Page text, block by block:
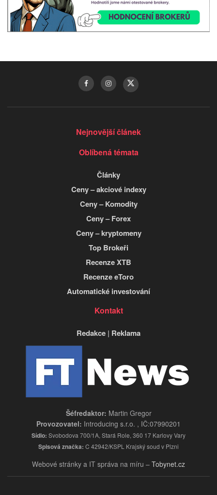
Nejnovější článek
Oblíbená témata
Články
Ceny – akciové indexy
Ceny – Komodity
Ceny – Forex
Ceny – kryptomeny
Top Brokeři
Recenze XTB
Recenze eToro
Automatické investování
Kontakt
Redakce | Reklama
Šéfredaktor: Martin Gregor
Provozovatel: Introducing s.r.o. , IČ:07990201
Sídlo: Svobodova 700/1A, Stará Role, 360 17 Karlovy Vary
Spisová značka: C 42942/KSPL Krajský soud v Plzni
Webové stránky a IT správa na míru – Tobynet.cz